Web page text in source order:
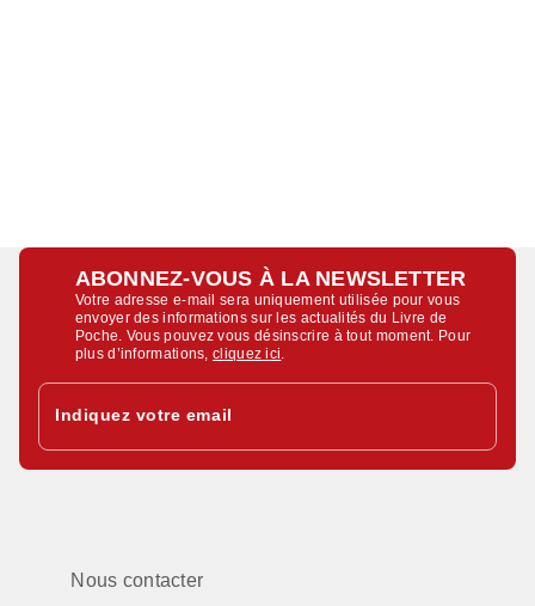
ABONNEZ-VOUS À LA NEWSLETTER
Votre adresse e-mail sera uniquement utilisée pour vous
envoyer des informations sur les actualités du Livre de
Poche. Vous pouvez vous désinscrire à tout moment. Pour
plus d’informations,cliquez ici
Indiquez votre email
Nous contacter